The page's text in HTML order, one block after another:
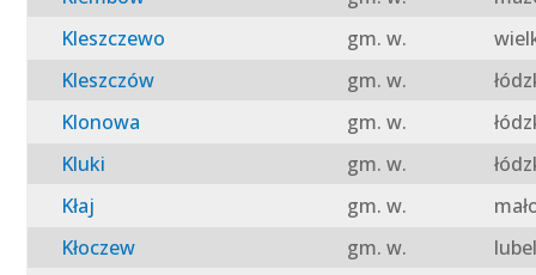
Kleszczewo
gm. w.
Kleszczów
gm. w.
Klonowa
gm. w.
Kluki
gm. w.
Kłaj
gm. w.
Kłoczew
gm. w.